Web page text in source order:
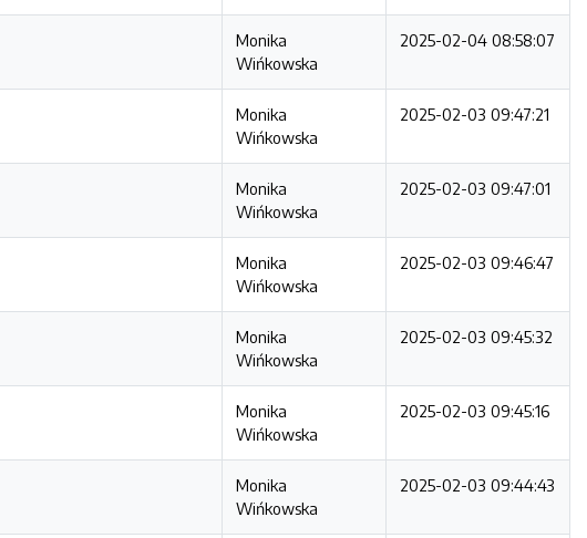
Monika
Wińkowska
2025-02-04 08:58:07
Monika
Wińkowska
2025-02-03 09:47:21
Monika
Wińkowska
2025-02-03 09:47:01
Monika
Wińkowska
2025-02-03 09:46:47
Monika
Wińkowska
2025-02-03 09:45:32
Monika
Wińkowska
2025-02-03 09:45:16
Monika
Wińkowska
2025-02-03 09:44:43